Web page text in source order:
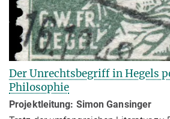
Der Unrechtsbegriff in Hegels
Philosophie
Projektleitung: Simon Gansinger